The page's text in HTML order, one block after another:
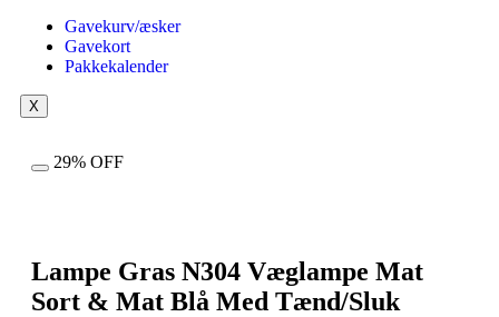
Gavekurv/æsker
Gavekort
Pakkekalender
X
29% OFF
Lampe Gras N304 Væglampe Mat
Sort & Mat Blå Med Tænd/Sluk